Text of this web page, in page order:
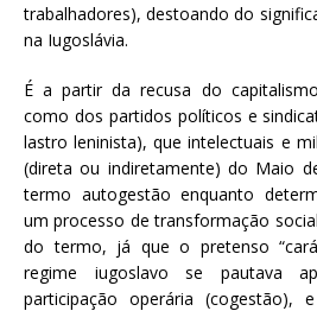
trabalhadores), destoando do
na Iugoslávia.
É a partir da recusa do
como dos partidos políticos e
lastro leninista), que intelectuais e
(direta ou indiretamente) do Maio
termo autogestão enquanto
um processo de transformação
do termo, já que o pretenso
regime iugoslavo se pautava
participação operária